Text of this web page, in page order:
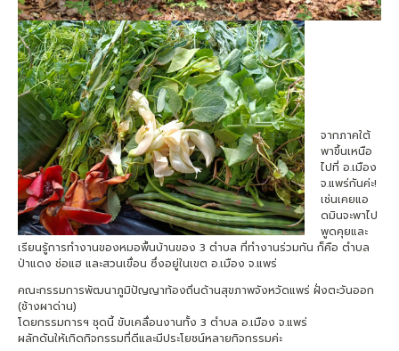
จากภาคใต้
พาขึ้นเหนือ
ไปที่ อ.เมือง
จ.แพร่กันค่ะ!
เช่นเคยแอ
ดมินจะพาไป
พูดคุยและ
เรียนรู้การทำงานของหมอพื้นบ้านของ 3 ตำบล ที่ทำงานร่วมกัน ก็คือ ตำบล
ป่าแดง ช่อแฮ และสวนเขื่อน ซึ่งอยู่ในเขต อ.เมือง จ.แพร่
คณะกรรมการพัฒนาภูมิปัญญาท้องถิ่นด้านสุขภาพจังหวัดแพร่ ฝั่งตะวันออก
(ช้างผาด่าน)
โดยกรรมการฯ ชุดนี้ ขับเคลื่อนงานทั้ง 3 ตำบล อ.เมือง จ.แพร่
ผลักดันให้เกิดกิจกรรมที่ดีและมีประโยชน์หลายกิจกรรมค่ะ